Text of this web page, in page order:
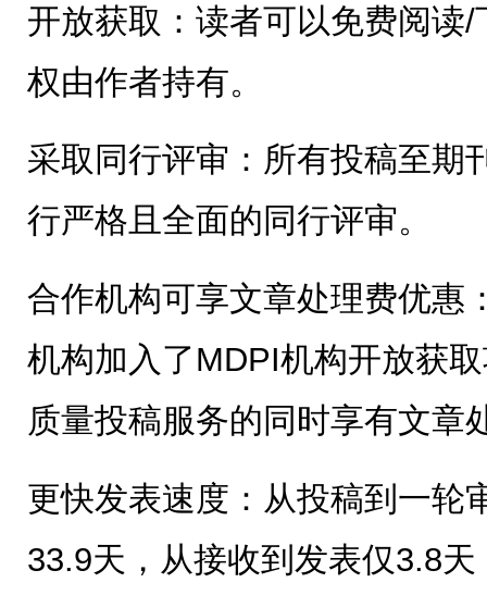
开放获取：读者可以免费阅读
权由作者持有。
采取同行评审：所有投稿至期
行严格且全面的同行评审。
合作机构可享文章处理费优惠
机构加入了MDPI机构开放获
质量投稿服务的同时享有文章
更快发表速度：从投稿到一轮
33.9天，从接收到发表仅3.8